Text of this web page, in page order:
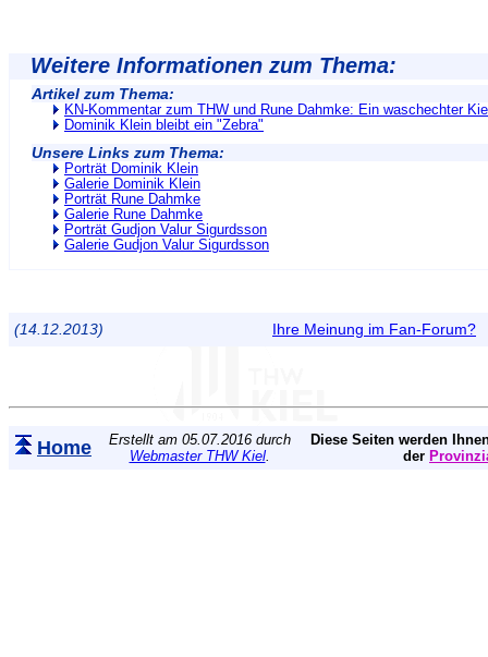
Weitere Informationen zum Thema:
Artikel zum Thema:
KN-Kommentar zum THW und Rune Dahmke: Ein waschechter
Dominik Klein bleibt ein "Zebra"
Unsere Links zum Thema:
Porträt Dominik Klein
Galerie Dominik Klein
Porträt Rune Dahmke
Galerie Rune Dahmke
Porträt Gudjon Valur Sigurdsson
Galerie Gudjon Valur Sigurdsson
(14.12.2013) Ihre Meinung im Fan-Forum?
Home
Erstellt am 05.07.2016 durch
Webmaster THW Kiel.
Diese Seiten werden
der